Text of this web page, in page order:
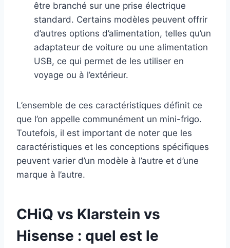
être branché sur une prise électrique
standard. Certains modèles peuvent offrir
d’autres options d’alimentation, telles qu’un
adaptateur de voiture ou une alimentation
USB, ce qui permet de les utiliser en
voyage ou à l’extérieur.
L’ensemble de ces caractéristiques définit ce
que l’on appelle communément un mini-frigo.
Toutefois, il est important de noter que les
caractéristiques et les conceptions spécifiques
peuvent varier d’un modèle à l’autre et d’une
marque à l’autre.
CHiQ vs Klarstein vs
Hisense : quel est le